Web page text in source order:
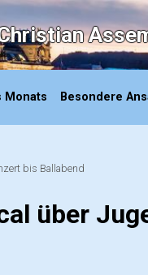
Monats Besondere
bis Ballabend
über